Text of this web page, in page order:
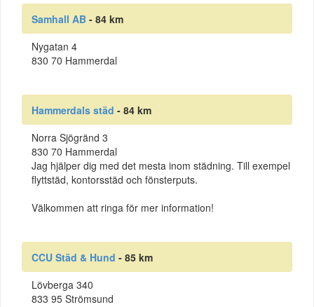
Samhall AB - 84 km
Nygatan 4
830 70 Hammerdal
Hammerdals städ - 84 km
Norra Sjögränd 3
830 70 Hammerdal
Jag hjälper dig med det mesta inom städning. Till exempel
flyttstäd, kontorsstäd och fönsterputs.
Välkommen att ringa för mer information!
CCU Städ & Hund - 85 km
Lövberga 340
833 95 Strömsund